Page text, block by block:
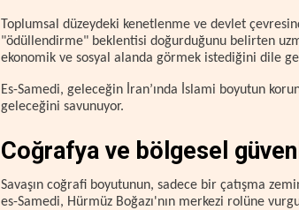
Toplumsal düzeydeki kenetlenme ve devlet
"ödüllendirme" beklentisi doğurduğunu belirten
ekonomik ve sosyal alanda görmek istediğini dile
Es-Samedi, geleceğin İran’ında İslami boyutun
geleceğini savunuyor.
Coğrafya ve bölgesel
Savaşın coğrafi boyutunun, sadece bir çatışma
es-Samedi, Hürmüz Boğazı'nın merkezi rolüne